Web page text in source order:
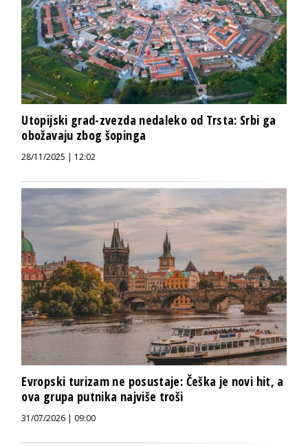
Utopijski grad-zvezda nedaleko od Trsta: Srbi ga
obožavaju zbog šopinga
28/11/2025 | 12:02
Evropski turizam ne posustaje: Češka je novi hit, a
ova grupa putnika najviše troši
31/07/2026 | 09:00